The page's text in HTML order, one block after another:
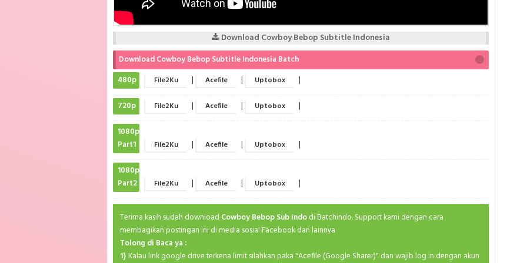
Download Cowboy Bebop Subtitle Indonesia
Download Cowboy Bebop Subtitle Indonesia Batch
480p
File2Ku | Acefile | Uptobox |
720p File2Ku | Acefile | Uptobox |
1080p
Part1
File2Ku | Acefile | Uptobox |
1080p
Part2
File2Ku | Acefile | Uptobox |
Terima kasih sudah download Cowboy Bebop Sub Indodi Batchindo. Support kami dengan cara
membagikan postingan ini di media sosial Facebook dan lainnya
Tolong di Baca ya :
1} Kalau link google drive terkena limit silahkan paka "Acefile (Google Sharer)" dan wajib log in dengan akun